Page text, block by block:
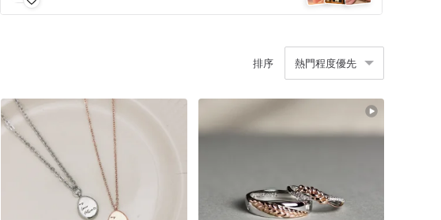
排序 熱門程度優先